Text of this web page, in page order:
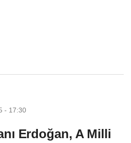
- 17:30
Erdoğan, A Milli